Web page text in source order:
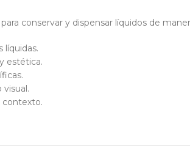
conservar y dispensar líquidos de
líquidas.
estética.
contexto.